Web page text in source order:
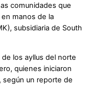
comunidades que
manos de la
subsidiaria de South
los ayllus del norte
quienes iniciaron
según un reporte de